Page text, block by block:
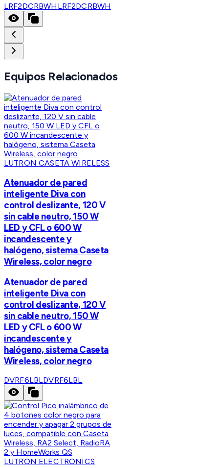
LRF2DCRBWH LRF2DCRBWH
Equipos Relacionados
LUTRON CASETA WIRELESS
Atenuador de pared
inteligente Diva con
control deslizante, 120 V
sin cable neutro, 150 W
LED y CFL o 600 W
incandescente y
halógeno, sistema Caseta
Wireless, color negro
Atenuador de pared
inteligente Diva con
control deslizante, 120 V
sin cable neutro, 150 W
LED y CFL o 600 W
incandescente y
halógeno, sistema Caseta
Wireless, color negro
DVRF6LBLDVRF6LBL
LUTRON ELECTRONICS